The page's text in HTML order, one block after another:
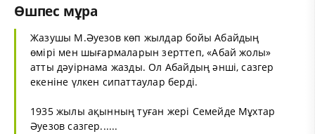
Өшпес мұра
Жазушы М.Әуезов көп жылдар бойы Абайдың
өмірі мен шығармаларын зерттеп, «Абай жолы»
атты дәуірнама жазды. Ол Абайдың әнші, сазгер
екеніне үлкен сипаттаулар берді.
1935 жылы ақынның туған жері Семейде Мұхтар
Әуезов сазгер......